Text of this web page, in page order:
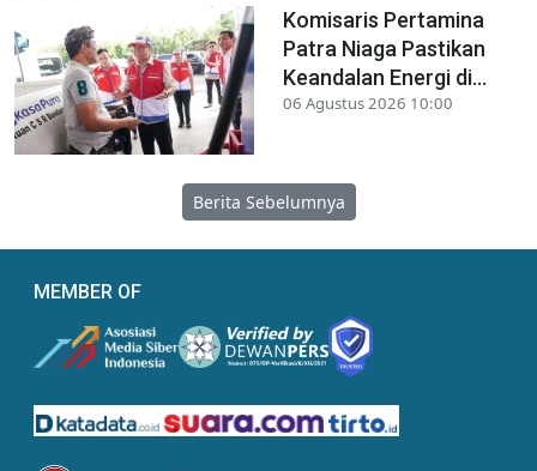
Komisaris Pertamina
Patra Niaga Pastikan
Keandalan Energi di...
06 Agustus 2026 10:00
Berita Sebelumnya
MEMBER OF